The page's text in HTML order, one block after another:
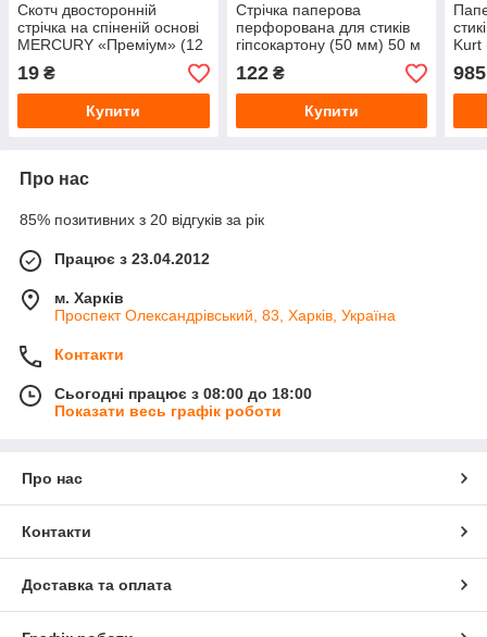
Скотч двосторонній
стрічка на спіненій основі
MERCURY «Преміум» (12
мм) 2 м
19 ₴
Купити
Стрічка паперова
перфорована для стиків
гіпсокартону (50 мм) 50 м
122₴
Купити
985
Про нас
85% позитивних з 20 відгуків за рік
Працює з 23.04.2012
м. Харків
Проспект Олександрівський, 83, Харків, Україна
Контакти
Сьогодні працює з 08:00 до 18:00
Показати весь графік роботи
Про нас
Контакти
Доставка та оплата